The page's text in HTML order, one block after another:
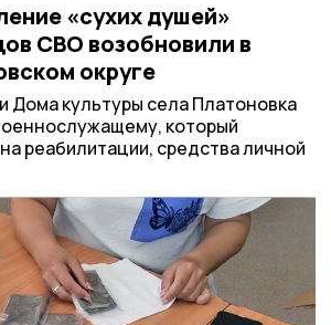
«сухих душей»
СВО возобновили в
округе
Дома культуры села Платоновка
который
реабилитации, средства личной